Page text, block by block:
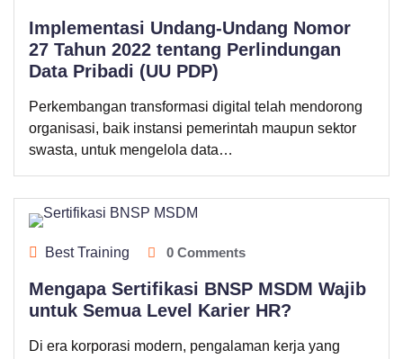
Implementasi Undang-Undang Nomor
27 Tahun 2022 tentang Perlindungan
Data Pribadi (UU PDP)
Perkembangan transformasi digital telah mendorong
organisasi, baik instansi pemerintah maupun sektor
swasta, untuk mengelola data…
Best Training 0 Comments
Mengapa Sertifikasi BNSP MSDM Wajib
untuk Semua Level Karier HR?
Di era korporasi modern, pengalaman kerja yang